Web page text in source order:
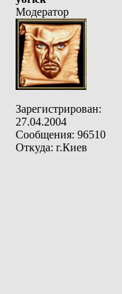
Модератор
Зарегистрирован:
27.04.2004
Сообщения: 96510
Откуда: г.Киев